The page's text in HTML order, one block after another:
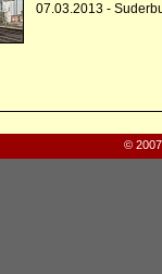
07.03.2013 -
©